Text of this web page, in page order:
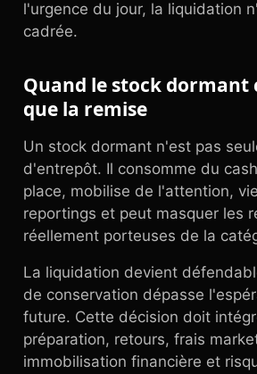
l'urgence du jour, la liquidation
cadrée.
Quand le stock dormant
que la remise
Un stock dormant n'est pas
d'entrepôt. Il consomme du
place, mobilise de l'attention,
reportings et peut masquer les
réellement porteuses de la
La liquidation devient
de conservation dépasse
future. Cette décision doit
préparation, retours, frais
immobilisation financière et